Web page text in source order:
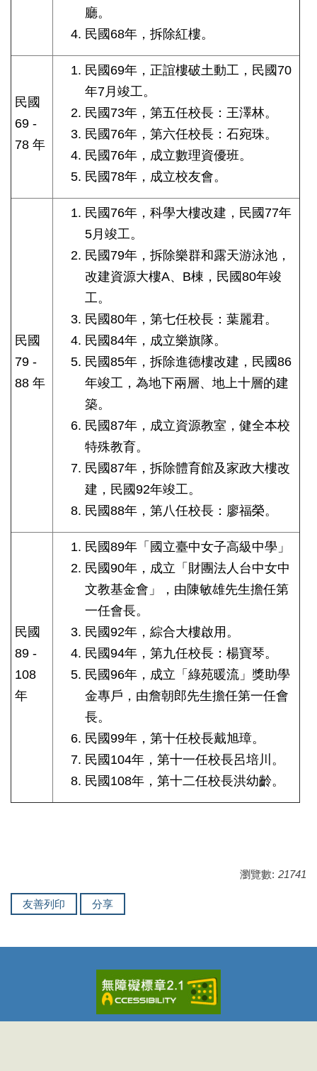
廳。
民國68年，拆除紅樓。
民國
69 -
78 年
民國69年，正誼樓破土動工，民國70
年7月竣工。
民國73年，第五任校長：王澤林。
民國76年，第六任校長：石宛珠。
民國76年，成立數理資優班。
民國78年，成立校友會。
民國
79 -
88 年
民國76年，科學大樓改建，民國77年
5月竣工。
民國79年，拆除樂群和露天游泳池，
改建資源大樓A、B棟，民國80年竣
工。
民國80年，第七任校長：葉麗君。
民國84年，成立樂旗隊。
民國85年，拆除進德樓改建，民國86
年竣工，為地下兩層、地上十層的建
築。
民國87年，成立資源教室，健全本校
特殊教育。
民國87年，拆除體育館及家政大樓改
建，民國92年竣工。
民國88年，第八任校長：廖福榮。
民國
89 -
108
年
民國89年「國立臺中女子高級中學」
民國90年，成立「財團法人台中女中
文教基金會」，由陳敏雄先生擔任第
一任會長。
民國92年，綜合大樓啟用。
民國94年，第九任校長：楊寶琴。
民國96年，成立「綠苑暖流」獎助學
金專戶，由詹朝郎先生擔任第一任會
長。
民國99年，第十任校長戴旭璋。
民國104年，第十一任校長呂培川。
民國108年，第十二任校長洪幼齡。
瀏覽數: 21741
友善列印 分享